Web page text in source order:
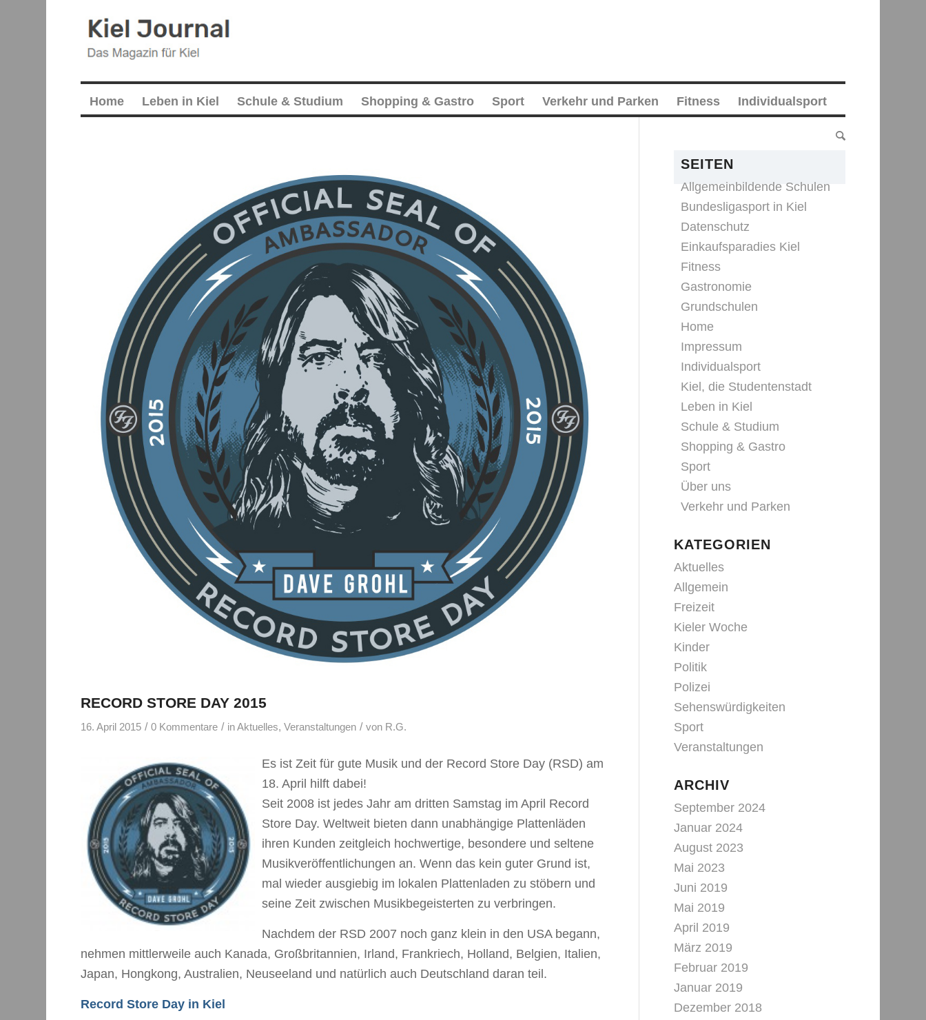
Home Leben in Kiel Schule & Studium Shopping & Gastro Sport Verkehr und Parken Fitness Individualsport
RECORD STORE DAY 2015
16. April 2015 / 0 Kommentare / inAktuelles,Veranstaltungen / von R.G.
Es ist Zeit für gute Musik und der Record Store Day (RSD) am
18. April hilft dabei!
Seit 2008 ist jedes Jahr am dritten Samstag im April Record
Store Day. Weltweit bieten dann unabhängige Plattenläden
ihren Kunden zeitgleich hochwertige, besondere und seltene
Musikveröffentlichungen an. Wenn das kein guter Grund ist,
mal wieder ausgiebig im lokalen Plattenladen zu stöbern und
seine Zeit zwischen Musikbegeisterten zu verbringen.
Nachdem der RSD 2007 noch ganz klein in den USA begann,
nehmen mittlerweile auch Kanada, Großbritannien, Irland, Frankriech, Holland, Belgien, Italien,
Japan, Hongkong, Australien, Neuseeland und natürlich auch Deutschland daran teil.
Record Store Day in Kiel
SEITEN
Allgemeinbildende Schulen
Bundesligasport in Kiel
Datenschutz
Einkaufsparadies Kiel
Fitness
Gastronomie
Grundschulen
Home
Impressum
Individualsport
Kiel, die Studentenstadt
Leben in Kiel
Schule & Studium
Shopping & Gastro
Sport
Über uns
Verkehr und Parken
KATEGORIEN
Aktuelles
Allgemein
Freizeit
Kieler Woche
Kinder
Politik
Polizei
Sehenswürdigkeiten
Sport
Veranstaltungen
ARCHIV
September 2024
Januar 2024
August 2023
Mai 2023
Juni 2019
Mai 2019
April 2019
März 2019
Februar 2019
Januar 2019
Dezember 2018